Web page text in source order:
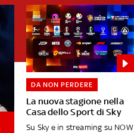
La nuova stagione nella
Casa dello Sport di Sky
DA NON PERDERE
Su Sky e in streaming su NOW